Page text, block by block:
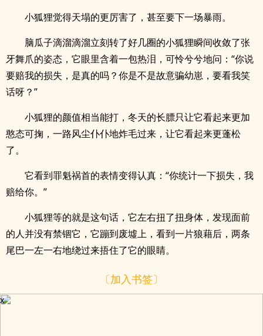
小狐狸觉得天塌的更厉害了，甚至要下一场暴雨。
脑瓜子滴溜滴溜立刻转了好几圈的小狐狸瞬间收敛了张
牙舞爪的姿态，它眼里含着一包热泪，可怜兮兮地问：“你说
要赔我的损失，是真的吗？你是不是故意骗幼崽，要看我笑
话呀？”
小狐狸的颜值相当能打，冬天的长膘只让它看起来更加
憨态可掬，一路风尘仆仆地炸毛过来，让它看起来更蓬松
了。
它看到罪魁祸首的表情变得认真：“你统计一下损失，我
赔给你。”
小狐狸等的就是这句话，它左右扭了扭身体，发现面前
的人并没有禁锢它，它蹦到废墟上，看到一片狼藉后，两条
尾巴一左一右地绕过来捂住了它的眼睛。
〔加入书签〕
x